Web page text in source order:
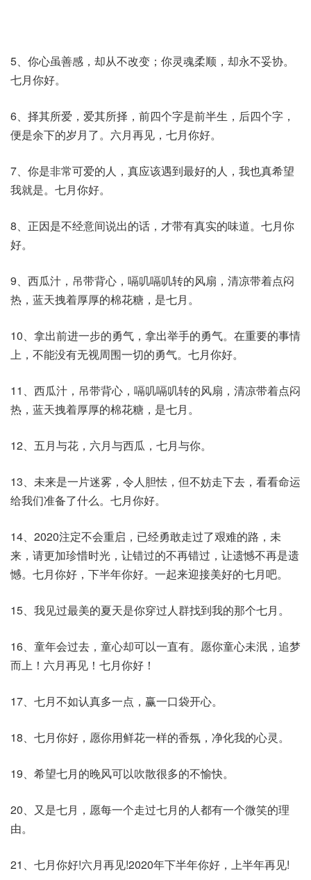
5、你心虽善感，却从不改变；你灵魂柔顺，却永不妥协。
七月你好。
6、择其所爱，爱其所择，前四个字是前半生，后四个字，
便是余下的岁月了。六月再见，七月你好。
7、你是非常可爱的人，真应该遇到最好的人，我也真希望
我就是。七月你好。
8、正因是不经意间说出的话，才带有真实的味道。七月你
好。
9、西瓜汁，吊带背心，嗝叽嗝叽转的风扇，清凉带着点闷
热，蓝天拽着厚厚的棉花糖，是七月。
10、拿出前进一步的勇气，拿出举手的勇气。在重要的事情
上，不能没有无视周围一切的勇气。七月你好。
11、西瓜汁，吊带背心，嗝叽嗝叽转的风扇，清凉带着点闷
热，蓝天拽着厚厚的棉花糖，是七月。
12、五月与花，六月与西瓜，七月与你。
13、未来是一片迷雾，令人胆怯，但不妨走下去，看看命运
给我们准备了什么。七月你好。
14、2020注定不会重启，已经勇敢走过了艰难的路，未
来，请更加珍惜时光，让错过的不再错过，让遗憾不再是遗
憾。七月你好，下半年你好。一起来迎接美好的七月吧。
15、我见过最美的夏天是你穿过人群找到我的那个七月。
16、童年会过去，童心却可以一直有。愿你童心未泯，追梦
而上！六月再见！七月你好！
17、七月不如认真多一点，赢一口袋开心。
18、七月你好，愿你用鲜花一样的香氛，净化我的心灵。
19、希望七月的晚风可以吹散很多的不愉快。
20、又是七月，愿每一个走过七月的人都有一个微笑的理
由。
21、七月你好!六月再见!2020年下半年你好，上半年再见!